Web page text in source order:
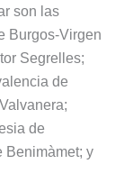
son las
Burgos-Virgen
Segrelles;
de
de
Benimàmet; y